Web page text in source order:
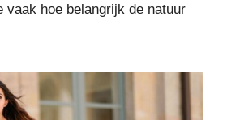
vaak hoe belangrijk de natuur